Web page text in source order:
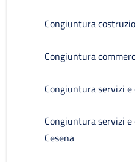
Congiuntura
Congiuntura
Congiuntura servizi
Congiuntura servizi
Cesena